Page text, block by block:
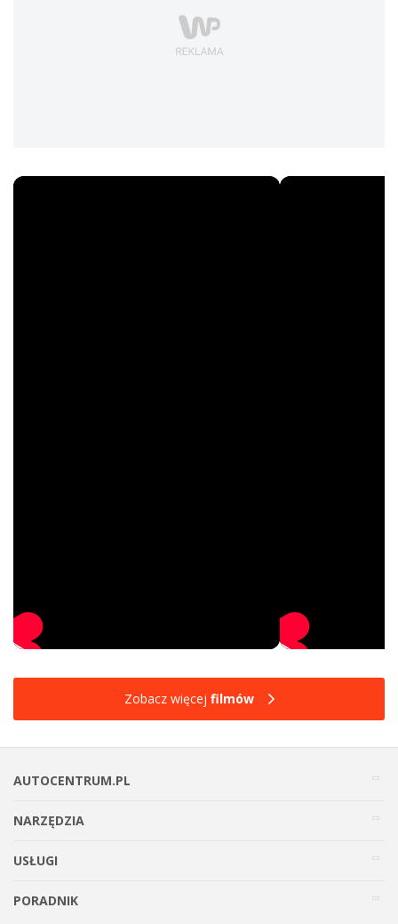
Zobacz więcej filmów
AUTOCENTRUM.PL
NARZĘDZIA
USŁUGI
PORADNIK